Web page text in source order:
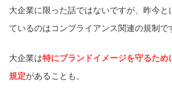
大企業に限った話ではないですが、昨今
ているのはコンプライアンス関連の規制で
大企業は特にブランドイメージを守るた
規定があることも。